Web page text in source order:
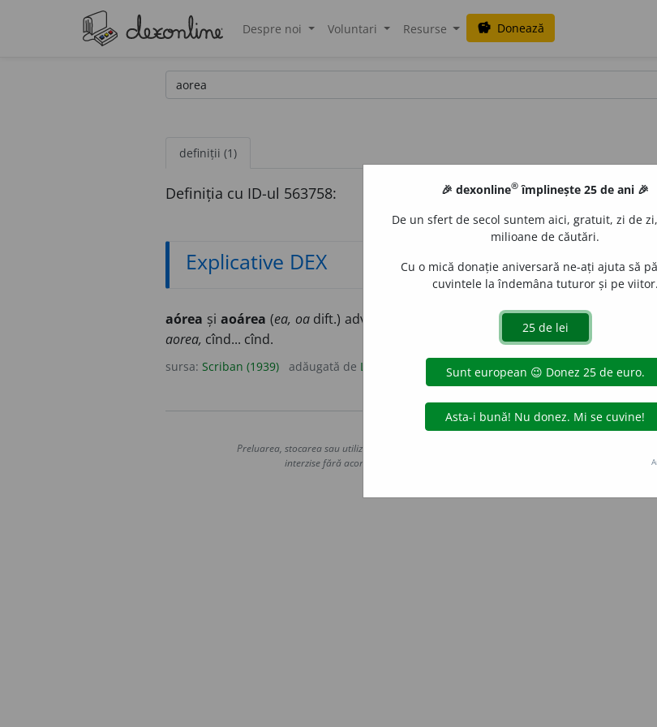
Despre noi Voluntari Resurse savings Donează
definiții (1)
Definiția cu ID-ul 563758:
Explicative DEX
aórea și aoárea (ea, oadift.) adv. ( Vechĭ. Rar azĭ(Trans. Ban.
aorea, cînd... cînd.
sursa: Scriban (1939) adăugată de LauraGellner acțiuni
Copyright © 2004-2026 dexonline (https://
Preluarea, stocarea sau utilizarea datelor de pe acest site, inclusiv prin orice metode de
interzise fără acordul nostru prealabil scris, cu excepția seturilor de date oferite
🎉 dexonline® împlinește 25 de ani 🎉
De un sfert de secol suntem aici, gratuit, zi de
milioane de căutări.
Cu o mică donație aniversară ne-ați ajuta să
cuvintele la îndemâna tuturor și pe viitor.